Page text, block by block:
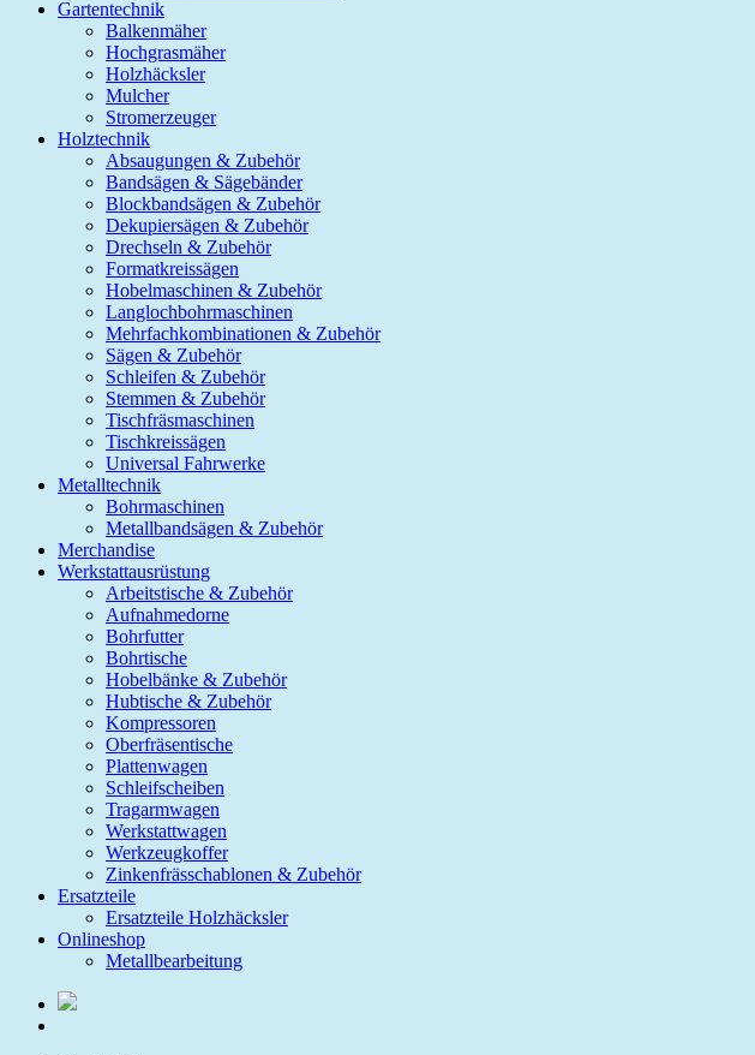
Gartentechnik
Balkenmäher
Hochgrasmäher
Holzhäcksler
Mulcher
Stromerzeuger
Holztechnik
Absaugungen & Zubehör
Bandsägen & Sägebänder
Blockbandsägen & Zubehör
Dekupiersägen & Zubehör
Drechseln & Zubehör
Formatkreissägen
Hobelmaschinen & Zubehör
Langlochbohrmaschinen
Mehrfachkombinationen & Zubehör
Sägen & Zubehör
Schleifen & Zubehör
Stemmen & Zubehör
Tischfräsmaschinen
Tischkreissägen
Universal Fahrwerke
Metalltechnik
Bohrmaschinen
Metallbandsägen & Zubehör
Merchandise
Werkstattausrüstung
Arbeitstische & Zubehör
Aufnahmedorne
Bohrfutter
Bohrtische
Hobelbänke & Zubehör
Hubtische & Zubehör
Kompressoren
Oberfräsentische
Plattenwagen
Schleifscheiben
Tragarmwagen
Werkstattwagen
Werkzeugkoffer
Zinkenfrässchablonen & Zubehör
Ersatzteile
Ersatzteile Holzhäcksler
Onlineshop
Metallbearbeitung